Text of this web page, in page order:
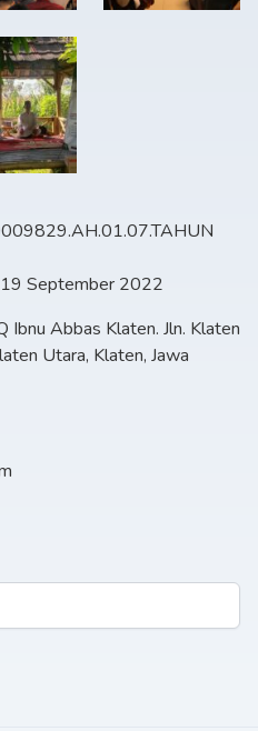
September 2022
Ibnu Abbas Klaten. Jln. Klaten
Utara, Klaten, Jawa